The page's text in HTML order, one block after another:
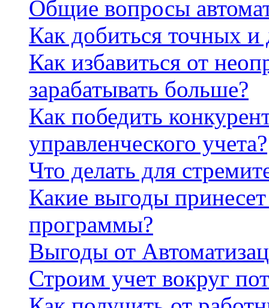
Общие вопросы
Как добиться точных
Как избавиться от
зарабатывать больше?
Как победить
управленческого учета?
Что делать для
Какие выгоды
программы?
Выгоды от
Строим учет вокруг